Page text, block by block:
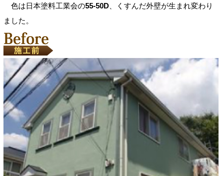
色は日本塗料工業会の55-50D 、くすんだ外壁が生まれ変わり
ました。